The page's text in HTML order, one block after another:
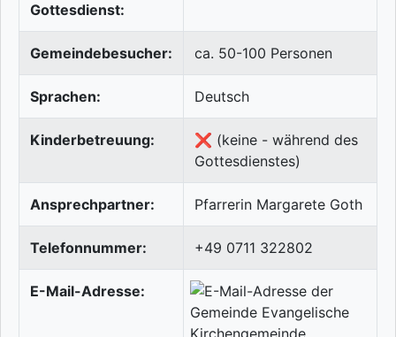
Gottesdienst:
Gemeindebesucher: ca. 50-100 Personen
Sprachen: Deutsch
Kinderbetreuung:
❌ (keine - während des
Gottesdienstes)
Ansprechpartner: Pfarrerin Margarete Goth
Telefonnummer: +49 0711 322802
E-Mail-Adresse: